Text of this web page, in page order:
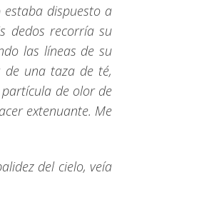
dispuesto a
dedos recorría su
las líneas de su
una taza de té,
de olor de
extenuante. Me
del cielo, veía